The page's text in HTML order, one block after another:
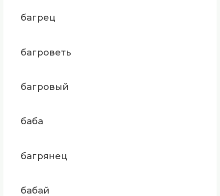
багрец
багроветь
багровый
баба
багрянец
бабай